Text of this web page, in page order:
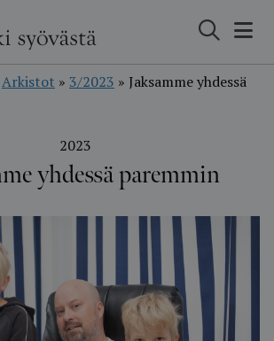
Arkistot » 3/2023 » Jaksamme yhdessä
2023
yhdessä paremmin